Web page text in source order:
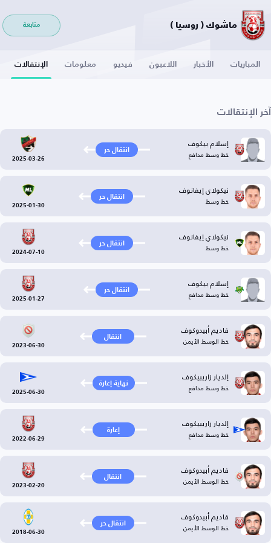
ماشوك ( روسيا ) متابعة
المباريات الأخبار اللاعبون فيديو معلومات الإنتقالات
آخر الإنتقالات
إسلام بيكوف
خط وسط مدافع انتقال حر
2025-03-26
نيكولاي إيفانوف
خط وسط انتقال حر
2025-01-30
نيكولاي إيفانوف
خط وسط انتقال حر
2024-07-10
إسلام بيكوف
خط وسط مدافع انتقال حر
2025-01-27
فاديم أبيدوكوف
خط الوسط الأيمن انتقال
2023-06-30
إلديار زاريبيكوف
خط وسط مدافع نهاية إعارة
2025-06-30
إلديار زاريبيكوف
خط وسط مدافع إعارة
2022-06-29
فاديم أبيدوكوف
خط الوسط الأيمن انتقال
2023-02-20
فاديم أبيدوكوف
خط الوسط الأيمن انتقال حر
2018-06-30